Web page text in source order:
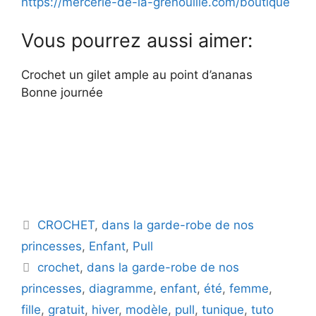
Vous pourrez aussi aimer:
Crochet un gilet ample au point d’ananas
Bonne journée
Catégories
CROCHET, dans la garde-robe de nos
princesses, Enfant, Pull
Étiquettes
crochet, dans la garde-robe de nos
princesses, diagramme, enfant, été, femme,
fille, gratuit, hiver, modèle, pull, tunique, tuto